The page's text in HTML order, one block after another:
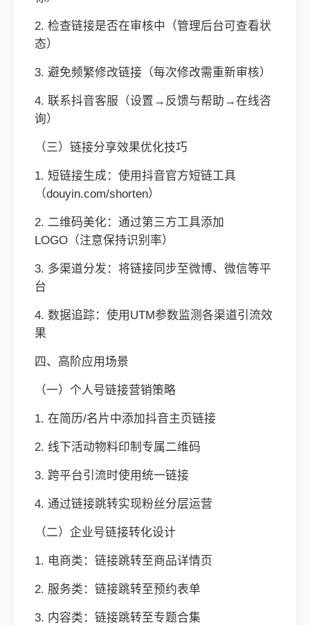
2. 检查链接是否在审核中（管理后台可查看状
态）
3. 避免频繁修改链接（每次修改需重新审核）
4. 联系抖音客服（设置→反馈与帮助→在线咨
询）
（三）链接分享效果优化技巧
1. 短链接生成：使用抖音官方短链工具
（douyin.com/shorten）
2. 二维码美化：通过第三方工具添加
LOGO（注意保持识别率）
3. 多渠道分发：将链接同步至微博、微信等平
台
4. 数据追踪：使用UTM参数监测各渠道引流效
果
四、高阶应用场景
（一）个人号链接营销策略
1. 在简历/名片中添加抖音主页链接
2. 线下活动物料印制专属二维码
3. 跨平台引流时使用统一链接
4. 通过链接跳转实现粉丝分层运营
（二）企业号链接转化设计
1. 电商类：链接跳转至商品详情页
2. 服务类：链接跳转至预约表单
3. 内容类：链接跳转至专题合集